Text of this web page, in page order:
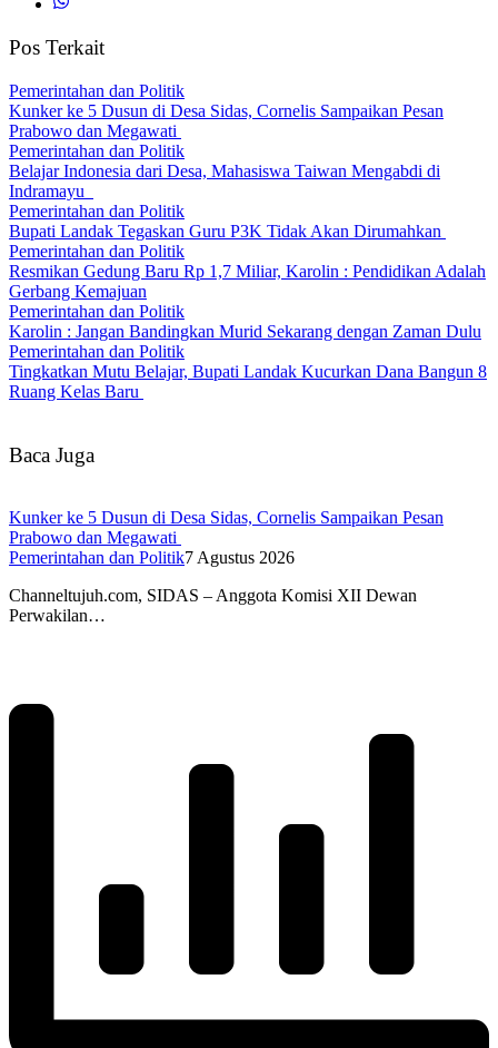
Pos Terkait
Pemerintahan dan Politik
Kunker ke 5 Dusun di Desa Sidas, Cornelis Sampaikan Pesan
Prabowo dan Megawati
Pemerintahan dan Politik
Belajar Indonesia dari Desa, Mahasiswa Taiwan Mengabdi di
Indramayu
Pemerintahan dan Politik
Bupati Landak Tegaskan Guru P3K Tidak Akan Dirumahkan
Pemerintahan dan Politik
Resmikan Gedung Baru Rp 1,7 Miliar, Karolin : Pendidikan Adalah
Gerbang Kemajuan
Pemerintahan dan Politik
Karolin : Jangan Bandingkan Murid Sekarang dengan Zaman Dulu
Pemerintahan dan Politik
Tingkatkan Mutu Belajar, Bupati Landak Kucurkan Dana Bangun 8
Ruang Kelas Baru
Baca Juga
Kunker ke 5 Dusun di Desa Sidas, Cornelis Sampaikan Pesan
Prabowo dan Megawati
Pemerintahan dan Politik7 Agustus 2026
Channeltujuh.com, SIDAS – Anggota Komisi XII Dewan
Perwakilan…